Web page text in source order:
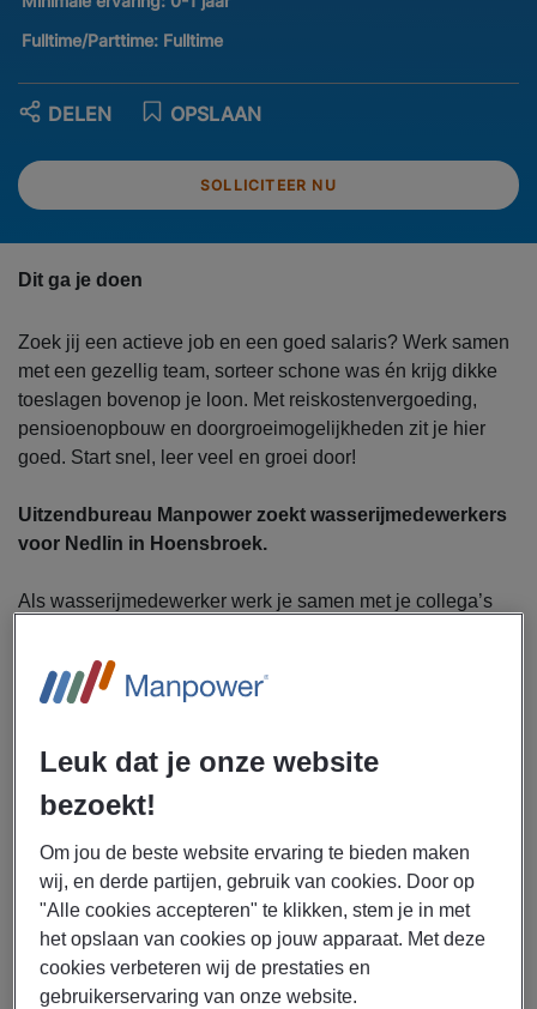
Fulltime/Parttime: Fulltime
SOLLICITEER NU
OPSLAAN
DELEN
Dit ga je doen
Zoek jij een actieve job en een goed salaris? Werk samen
met een gezellig team, sorteer schone was én krijg dikke
toeslagen bovenop je loon. Met reiskostenvergoeding,
pensioenopbouw en doorgroeimogelijkheden zit je hier
goed. Start snel, leer veel en groei door!
Uitzendbureau Manpower zoekt wasserijmedewerkers
voor Nedlin in Hoensbroek.
Als wasserijmedewerker werk je samen met je collega’s
zorginstellingen, ziekenhuizen en hotels. Jouw taken:
Sorteren van binnengekomen wasgoed
Controleren van hygiëne en kwaliteit
werkomgeving
Ondersteunen van collega’s op verschillende
werkstations
Dit krijg je
Brutosalaris van € 14,99 per uur
Basissalaris vanaf € 11,52 per uur (jongeren starten
Leuk dat je onze website
bezoekt!
Om jou de beste website ervaring te bieden maken
wij, en derde partijen, gebruik van cookies. Door op
"Alle cookies accepteren" te klikken, stem je in met
het opslaan van cookies op jouw apparaat. Met deze
cookies verbeteren wij de prestaties en
gebruikerservaring van onze website.